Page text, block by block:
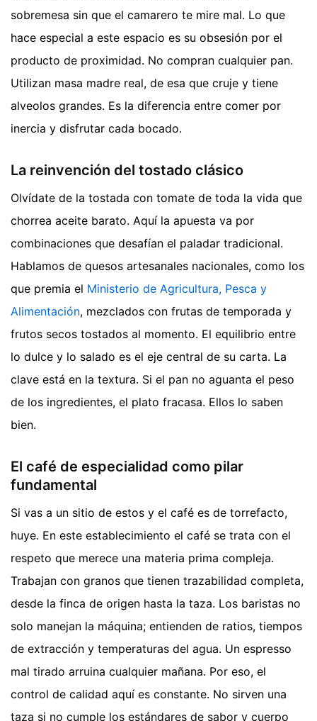
sobremesa sin que el camarero te mire mal. Lo que
hace especial a este espacio es su obsesión por el
producto de proximidad. No compran cualquier pan.
Utilizan masa madre real, de esa que cruje y tiene
alveolos grandes. Es la diferencia entre comer por
inercia y disfrutar cada bocado.
La reinvención del tostado clásico
Olvídate de la tostada con tomate de toda la vida que
chorrea aceite barato. Aquí la apuesta va por
combinaciones que desafían el paladar tradicional.
Hablamos de quesos artesanales nacionales, como los
que premia el Ministerio de Agricultura, Pesca y
Alimentación, mezclados con frutas de temporada y
frutos secos tostados al momento. El equilibrio entre
lo dulce y lo salado es el eje central de su carta. La
clave está en la textura. Si el pan no aguanta el peso
de los ingredientes, el plato fracasa. Ellos lo saben
bien.
El café de especialidad como pilar
fundamental
Si vas a un sitio de estos y el café es de torrefacto,
huye. En este establecimiento el café se trata con el
respeto que merece una materia prima compleja.
Trabajan con granos que tienen trazabilidad completa,
desde la finca de origen hasta la taza. Los baristas no
solo manejan la máquina; entienden de ratios, tiempos
de extracción y temperaturas del agua. Un espresso
mal tirado arruina cualquier mañana. Por eso, el
control de calidad aquí es constante. No sirven una
taza si no cumple los estándares de sabor y cuerpo